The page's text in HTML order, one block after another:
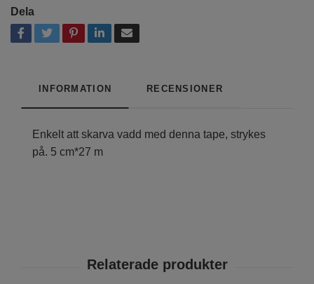
Dela
INFORMATION RECENSIONER
Enkelt att skarva vadd med denna tape, strykes
på. 5 cm*27 m